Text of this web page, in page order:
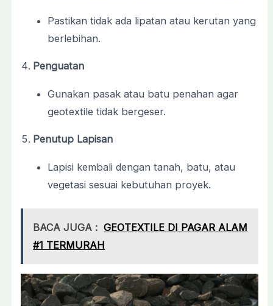
Pastikan tidak ada lipatan atau kerutan yang
berlebihan.
Penguatan
Gunakan pasak atau batu penahan agar
geotextile tidak bergeser.
Penutup Lapisan
Lapisi kembali dengan tanah, batu, atau
vegetasi sesuai kebutuhan proyek.
BACA JUGA : GEOTEXTILE DI PAGAR ALAM
#1 TERMURAH